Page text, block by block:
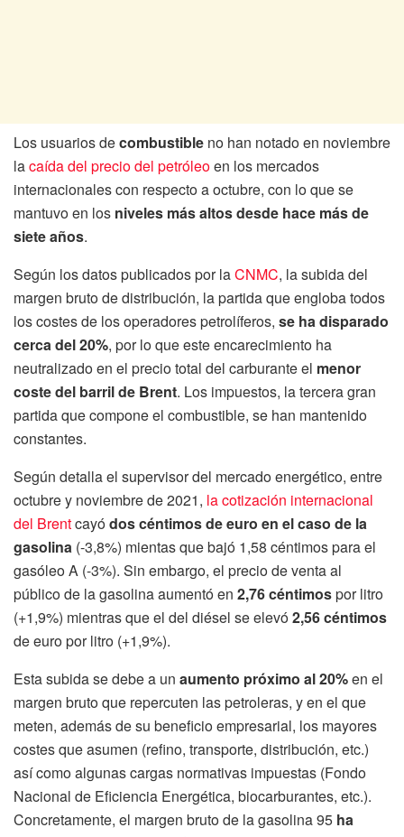
Los usuarios decombustible no han notado en noviembre
lacaída del precio del petróleoen los mercados
internacionales con respecto a octubre, con lo que se
mantuvo en los niveles más altos desde hace más de
siete años.
Según los datos publicados por laCNMC, la subida del
margen bruto de distribución, la partida que engloba todos
los costes de los operadores petrolíferos, se ha disparado
cerca del 20%, por lo que este encarecimiento ha
neutralizado en el precio total del carburante el menor
coste del barril de Brent. Los impuestos, la tercera gran
partida que compone el combustible, se han mantenido
constantes.
Según detalla el supervisor del mercado energético, entre
octubre y noviembre de 2021, la cotización internacional
del Brentcayódos céntimos de euro en el caso de la
gasolina (-3,8%) mientas que bajó 1,58 céntimos para el
gasóleo A (-3%). Sin embargo, el precio de venta al
público de la gasolina aumentó en 2,76 céntimospor litro
(+1,9%) mientras que el del diésel se elevó2,56 céntimos
de euro por litro (+1,9%).
Esta subida se debe a un aumento próximo al 20%en el
margen bruto que repercuten las petroleras, y en el que
meten, además de su beneficio empresarial, los mayores
costes que asumen (refino, transporte, distribución, etc.)
así como algunas cargas normativas impuestas (Fondo
Nacional de Eficiencia Energética, biocarburantes, etc.).
Concretamente, el margen bruto de la gasolina 95 ha